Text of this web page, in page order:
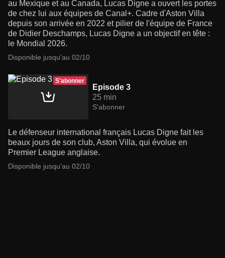
au Mexique et au Canada, Lucas Digne a ouvert les portes
de chez lui aux équipes de Canal+. Cadre d'Aston Villa
depuis son arrivée en 2022 et pilier de l'équipe de France
de Didier Deschamps, Lucas Digne a un objectif en tête :
le Mondial 2026.
Disponible jusqu'au 02/10
S'abonner
Episode 3
25 min
S'abonner
Le défenseur international français Lucas Digne fait les
beaux jours de son club, Aston Villa, qui évolue en
Premier League anglaise.
Disponible jusqu'au 02/10